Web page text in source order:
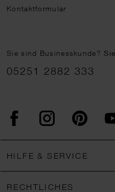
Kontaktformular
Sie sind Businesskunde?
05251 2882 333
FacebookInstagram
HILFE & SERVICE
RECHTLICHES